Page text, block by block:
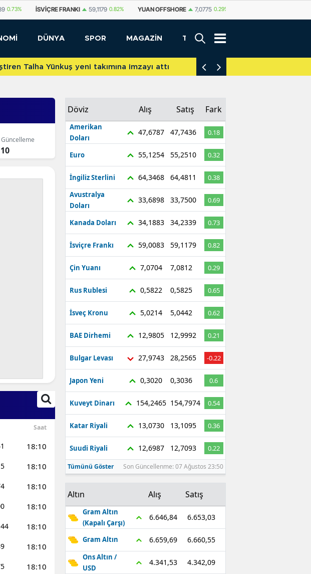
59,1179 0.82% YUAN OFFSHORE 7,0775 0.29% YUAN 7,0812 0.29%
DÜNYA SPOR MAGAZİN TEKNOLOJİ
Yünkuş yeni takımına imzayı attı
Güncelleme
Saat
18:10
18:10
18:10
18:10
18:10
18:10
18:10
Döviz Alış Satış Fark
Amerikan
Doları
47,6787 47,7436 0.18
Euro 55,1254 55,2510 0.32
İngiliz Sterlini 64,3468 64,4811
0.38
Avustralya
Doları
33,6898 33,7500 0.69
Kanada Doları 34,1883 34,2339 0.73
İsviçre Frankı 59,0083 59,1179 0.82
Çin Yuanı 7,0704 7,0812 0.29
Rus Rublesi 0,5822 0,5825 0.65
İsveç Kronu 5,0214 5,0442 0.62
BAE Dirhemi 12,9805 12,9992 0.21
Bulgar Levası 27,9743 28,2565 -0.22
Japon Yeni 0,3020 0,3036 0.6
Kuveyt Dinarı 154,2465 154,7974 0.54
Katar Riyali 13,0730 13,1095 0.36
Suudi Riyali 12,6987 12,7093 0.22
Tümünü Göster Son Güncellenme: 07 Ağustos 23:50
Altın Alış Satış
Gram Altın
(Kapalı Çarşı)
6.646,84 6.653,03
Gram Altın 6.659,69 6.660,55
Ons Altın /
USD
4.341,53 4.342,09